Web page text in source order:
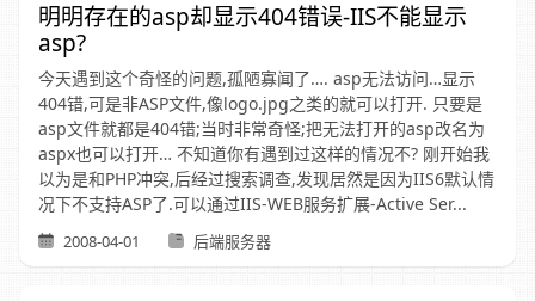
明明存在的asp却显示404错误-IIS不能显示
asp?
今天遇到这个奇怪的问题,孤陋寡闻了…. asp无法访问…显示
404错,可是非ASP文件,像logo.jpg之类的就可以打开. 只要是
asp文件就都是404错;当时非常奇怪;把无法打开的asp改名为
aspx也可以打开… 不知道你有遇到过这样的情况不? 刚开始我
以为是和PHP冲突,后经过搜索调查,发现居然是因为IIS6默认情
况下不支持ASP了.可以通过IIS-WEB服务扩展-Active Ser...
2008-04-01 后端服务器